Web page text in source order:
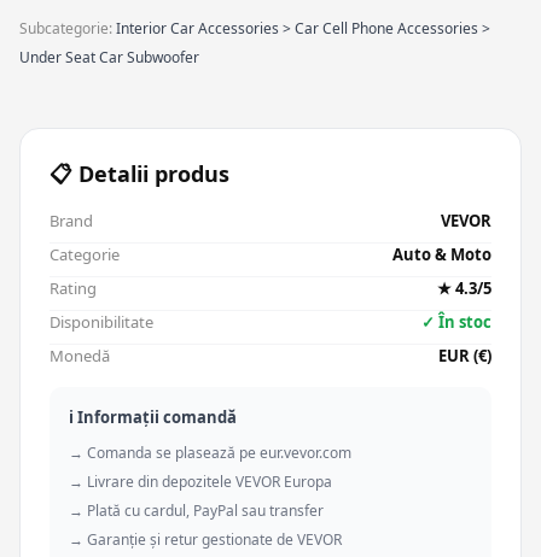
Subcategorie:Interior Car Accessories > Car Cell Phone Accessories >
Under Seat Car Subwoofer
📋 Detalii produs
Brand
VEVOR
Categorie
Auto & Moto
Rating
★ 4.3/5
Disponibilitate
✓ În stoc
Monedă
EUR (€)
ℹ️ Informații comandă
→ Comanda se plasează pe eur.vevor.com
→ Livrare din depozitele VEVOR Europa
→ Plată cu cardul, PayPal sau transfer
→ Garanție și retur gestionate de VEVOR